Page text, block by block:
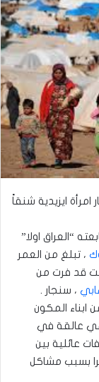
امرأة ايزيدية شنقاً
“العراق اولا”
، تبلغ من العمر
قد فرت من
، سنجار .
ابناء المكون
عالقة في
عائلية بين
بسبب مشاكل